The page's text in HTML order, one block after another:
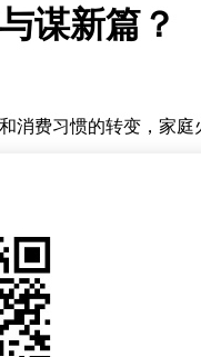
谋新篇？
费习惯的转变，家
规模持续扩大。据行
这片蓝海中抢占先机。
了营收与利润的双
行业正进入深度洗牌期。
关键考量。头部品